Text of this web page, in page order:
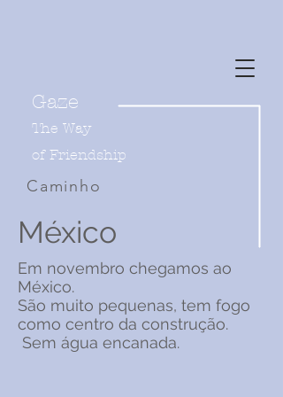
Gaze
The Way
of Friendship
Caminho
México
Em novembro chegamos ao
México.
São muito pequenas, tem fogo
como centro da construção.
Sem água encanada.